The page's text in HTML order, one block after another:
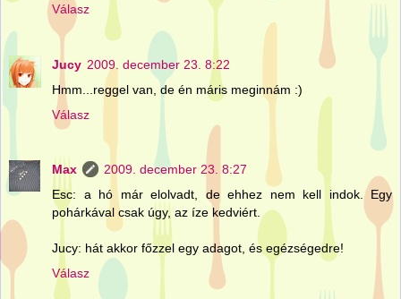
Válasz
Jucy 2009. december 23. 8:22
Hmm...reggel van, de én máris meginnám :)
Válasz
Max
2009. december 23. 8:27
Esc: a hó már elolvadt, de ehhez nem kell indok. Egy
pohárkával csak úgy, az íze kedviért.
Jucy: hát akkor főzzel egy adagot, és egézségedre!
Válasz